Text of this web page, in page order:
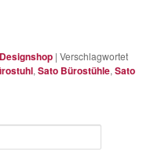
Designshop |Verschlagwortet
,Sato Bürostühle,Sato